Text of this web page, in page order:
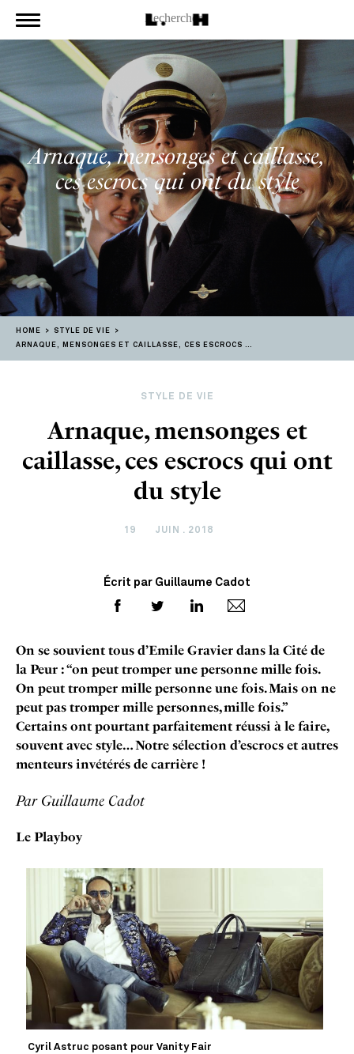
Arnaque, mensonges et caillasse,
ces escrocs qui ont du style
HOME
STYLE DE VIE
ARNAQUE, MENSONGES ET CAILLASSE, CES ESCROCS QUI ONT DU STYLE
STYLE DE VIE
Arnaque, mensonges et
caillasse, ces escrocs qui ont
du style
19 JUIN . 2018
Écrit par Guillaume Cadot
On se souvient tous d’Emile Gravier dans la Cité de
la Peur : “on peut tromper une personne mille fois.
On peut tromper mille personne une fois. Mais on ne
peut pas tromper mille personnes, mille fois.”
Certains ont pourtant parfaitement réussi à le faire,
souvent avec style… Notre sélection d’escrocs et autres
menteurs invétérés de carrière !
Par Guillaume Cadot
Le Playboy
Cyril Astruc posant pour Vanity Fair